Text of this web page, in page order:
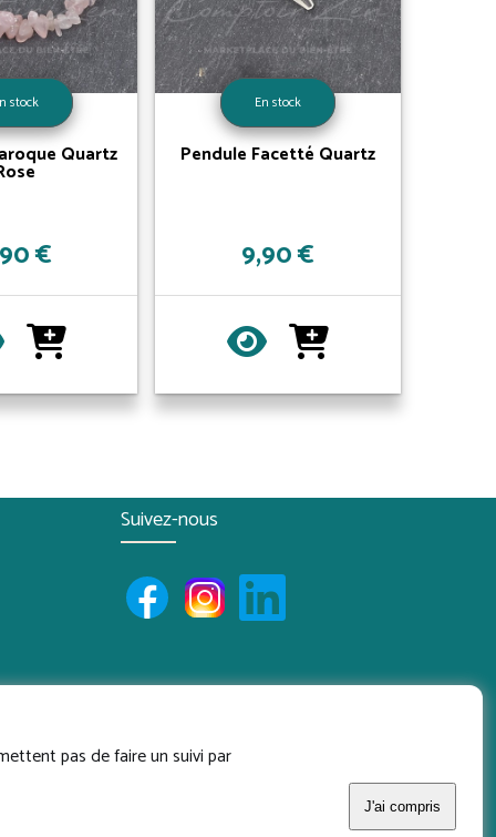
pas de faire un suivi par
J'ai compris
stock
Quartz
€
En stock
Pendule Facetté Quartz
9,90 €
Suivez-nous